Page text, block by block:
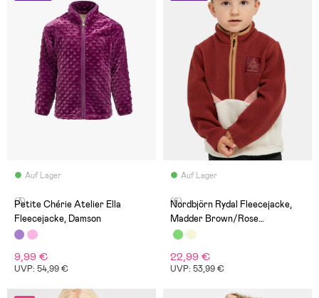
Auf Lager
(3)
Petite Chérie Atelier Ella
Fleecejacke, Damson
9,99 €
UVP: 54,99 €
Auf Lager
(6)
Nordbjörn Rydal Fleecejacke,
Madder Brown/Rose
Dawn/Oatmeal
22,99 €
UVP: 53,99 €